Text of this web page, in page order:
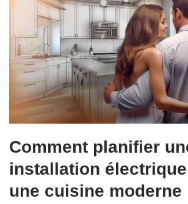
Comment planifier
installation
une cuisine moderne